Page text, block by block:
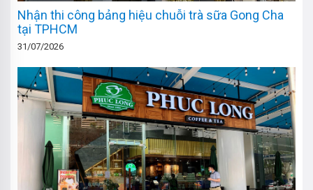
Nhận thi công bảng hiệu chuỗi trà sữa Gong Cha
tại TPHCM
31/07/2026